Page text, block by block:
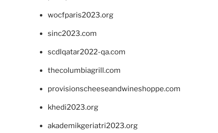
wocfparis2023.org
sinc2023.com
scdlqatar2022-qa.com
thecolumbiagrill.com
provisionscheeseandwineshoppe.com
khedi2023.org
akademikgeriatri2023.org